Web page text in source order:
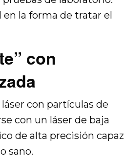
la forma de tratar el
con
con partículas de
con un láser de baja
de alta precisión capaz
sano.